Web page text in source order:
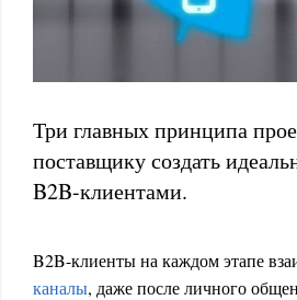
Три главных принципа
поставщику создать
B2B-клиентами.
B2B-клиенты на каждом этапе
каналы, даже после личного